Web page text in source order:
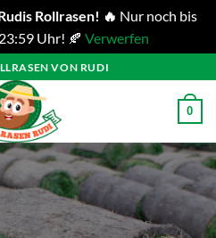
Rollrasen! 🔥 Nur noch bis
Uhr! 🍂 Verwerfen
VON RUDI
0